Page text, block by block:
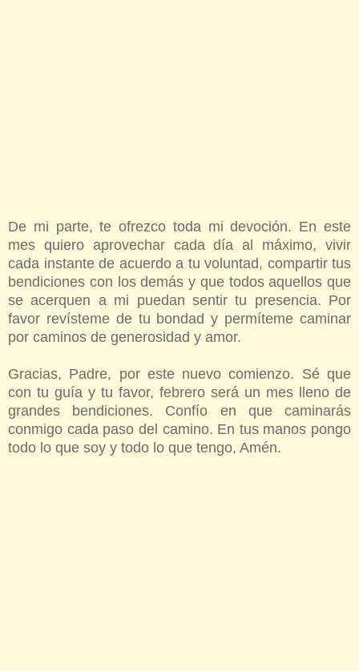
De mi parte, te ofrezco toda mi devoción. En este
mes quiero aprovechar cada día al máximo, vivir
cada instante de acuerdo a tu voluntad, compartir tus
bendiciones con los demás y que todos aquellos que
se acerquen a mi puedan sentir tu presencia. Por
favor revísteme de tu bondad y permíteme caminar
por caminos de generosidad y amor.
Gracias, Padre, por este nuevo comienzo. Sé que
con tu guía y tu favor, febrero será un mes lleno de
grandes bendiciones. Confío en que caminarás
conmigo cada paso del camino. En tus manos pongo
todo lo que soy y todo lo que tengo, Amén.